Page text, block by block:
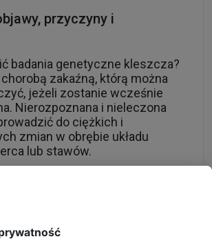
przyczyny i
badania genetyczne kleszcza?
zakaźną, którą można
jeżeli zostanie wcześnie
Nierozpoznana i nieleczona
do ciężkich i
zmian w obrębie układu
lub stawów.